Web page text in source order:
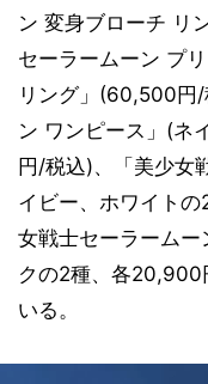
ン 変身ブローチ リ
セーラームーン プ
リング」(60,500円
ン ワンピース」(ネ
円/税込)、「美少女
イビー、ホワイト
女戦士セーラーム
クの2種、各20,900
いる。